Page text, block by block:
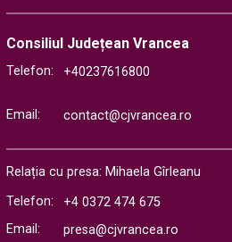
Consiliul Județean Vrancea
Telefon: +40237616800
Email: contact@cjvrancea.ro
Relația cu presa: Mihaela Gîrleanu
Telefon:
+4 0372 474 675
Email:
presa@cjvrancea.ro